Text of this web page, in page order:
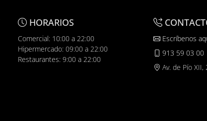
HORARIOS
Comercial: 10:00 a 22:00
Hipermercado: 09:00 a 22:00
Restaurantes: 9:00 a 22:00
Escríbenos
913 59 03 00
Av. de Pío